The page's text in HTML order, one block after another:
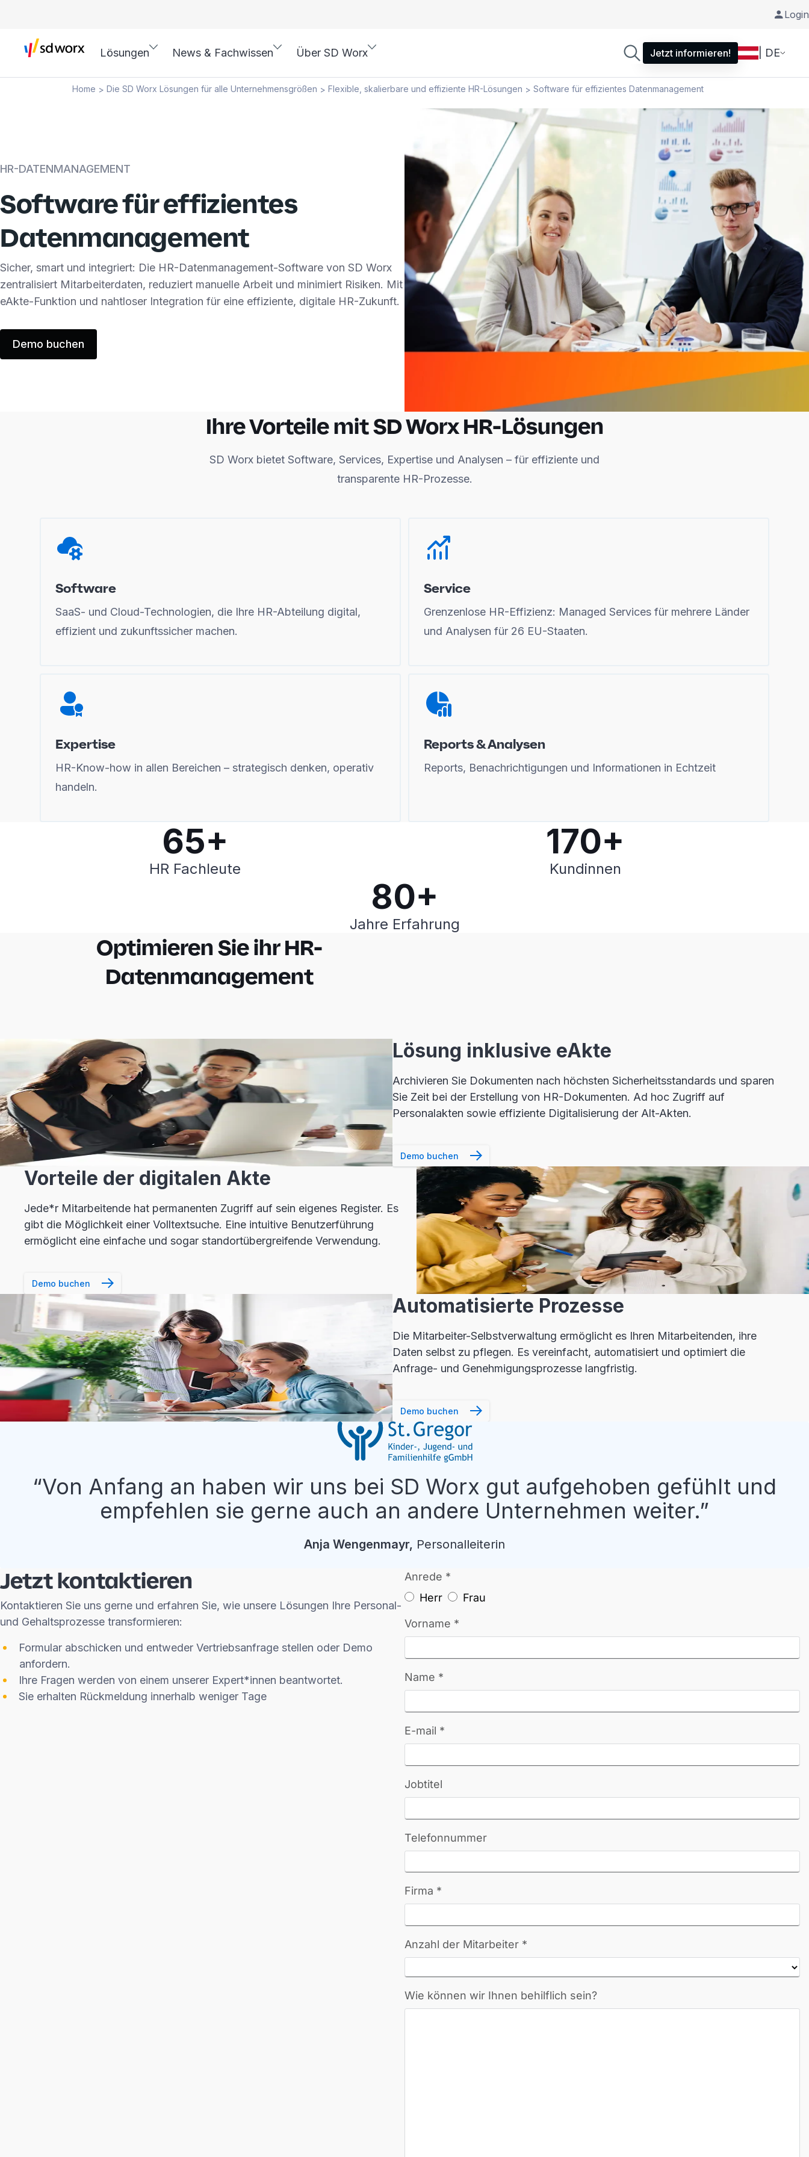
Login
Lösungen News & Fachwissen Über SD Worx Jetzt informieren! | DE
Home > Die SD Worx Lösungen für alle Unternehmensgrößen > Flexible, skalierbare und effiziente HR-Lösungen > Software für effizientes Datenmanagement
HR-DATENMANAGEMENT
Software für effizientes
Datenmanagement
Sicher, smart und integriert: Die HR-Datenmanagement-Software von SD Worx
zentralisiert Mitarbeiterdaten, reduziert manuelle Arbeit und minimiert Risiken. Mit
eAkte-Funktion und nahtloser Integration für eine effiziente, digitale HR-Zukunft.
Demo buchen
Ihre Vorteile mit SD Worx HR-Lösungen
SD Worx bietet Software, Services, Expertise und Analysen – für effiziente und
transparente HR-Prozesse.
Software
SaaS- und Cloud-Technologien, die Ihre HR-Abteilung digital,
effizient und zukunftssicher machen.
Service
Grenzenlose HR-Effizienz: Managed Services für mehrere Länder
und Analysen für 26 EU-Staaten.
Expertise
HR-Know-how in allen Bereichen – strategisch denken, operativ
handeln.
Reports & Analysen
Reports, Benachrichtigungen und Informationen in Echtzeit
65+
HR Fachleute
170+
Kundinnen
80+
Jahre Erfahrung
Optimieren Sie ihr HR-
Datenmanagement
Lösung inklusive eAkte
Archivieren Sie Dokumenten nach höchsten Sicherheitsstandards und sparen
Sie Zeit bei der Erstellung von HR-Dokumenten. Ad hoc Zugriff auf
Personalakten sowie effiziente Digitalisierung der Alt-Akten.
Demo buchen
Vorteile der digitalen Akte
Jede*r Mitarbeitende hat permanenten Zugriff auf sein eigenes Register. Es
gibt die Möglichkeit einer Volltextsuche. Eine intuitive Benutzerführung
ermöglicht eine einfache und sogar standortübergreifende Verwendung.
Demo buchen
Automatisierte Prozesse
Die Mitarbeiter-Selbstverwaltung ermöglicht es Ihren Mitarbeitenden, ihre
Daten selbst zu pflegen. Es vereinfacht, automatisiert und optimiert die
Anfrage- und Genehmigungsprozesse langfristig.
Demo buchen
Von Anfang an haben wir uns bei SD Worx gut aufgehoben gefühlt und
empfehlen sie gerne auch an andere Unternehmen weiter.
Anja Wengenmayr, Personalleiterin
Jetzt kontaktieren
Kontaktieren Sie uns gerne und erfahren Sie, wie unsere Lösungen Ihre Personal-
und Gehaltsprozesse transformieren:
Formular abschicken und entweder Vertriebsanfrage stellen oder Demo
anfordern.
Ihre Fragen werden von einem unserer Expert*innen beantwortet.
Sie erhalten Rückmeldung innerhalb weniger Tage